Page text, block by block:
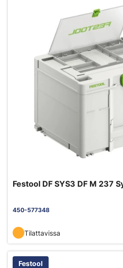
Festool DF SYS3 DF M 237
450-577348
Tilattavissa
Festool